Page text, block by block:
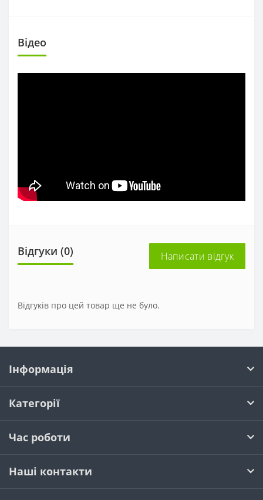
Вiдео
Відгуки (0) Написати відгук
Відгуків про цей товар ще не було.
Інформація
Категорії
Час роботи
Наші контакти